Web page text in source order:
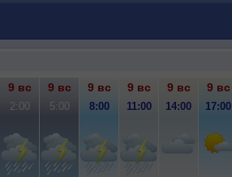
9 вс 9 вс 9 вс 9 вс 9 вс 9 вс
2:00 5:00 8:00 11:00 14:00 17:00